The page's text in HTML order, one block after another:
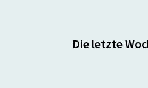
Die letzte